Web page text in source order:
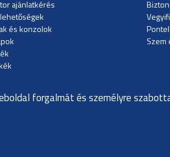
forgalmát és személyre
ajánlatkérés
és konzolok
Szem